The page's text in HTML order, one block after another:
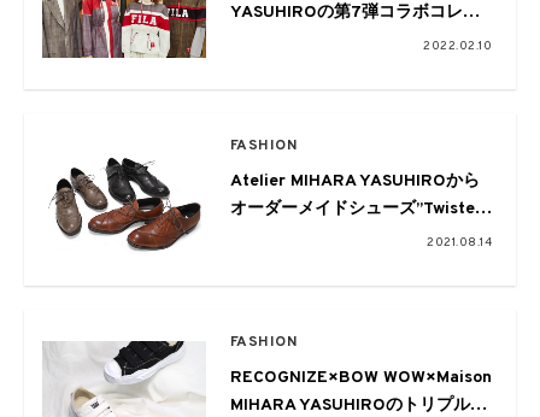
YASUHIROの第7弾コラボコレク
ションが2月11日から発売2022.02.10
FASHION
Atelier MIHARA YASUHIROから
オーダーメイドシューズ”Twisted
2021.08.14
FASHION
RECOGNIZE×BOW WOW×Maison
MIHARA YASUHIROのトリプルコ